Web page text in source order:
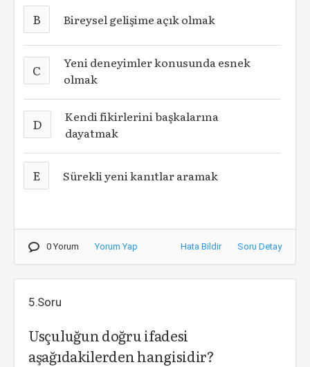
B Bireysel gelişime açık olmak
C
Yeni deneyimler konusunda esnek
olmak
D
Kendi fikirlerini başkalarına
dayatmak
E Sürekli yeni kanıtlar aramak
0 Yorum Yorum Yap Hata Bildir Soru Detay
5.Soru
Usçuluğun doğru ifadesi
aşağıdakilerden hangisidir?